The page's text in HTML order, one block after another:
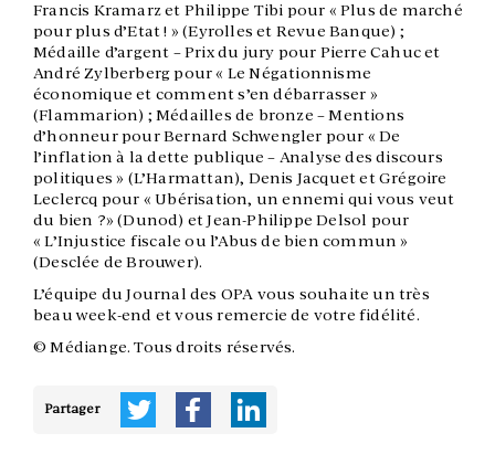
Francis Kramarz et Philippe Tibi pour « Plus de marché
pour plus d’Etat ! » (Eyrolles et Revue Banque) ;
Médaille d’argent – Prix du jury pour Pierre Cahuc et
André Zylberberg pour « Le Négationnisme
économique et comment s’en débarrasser »
(Flammarion) ; Médailles de bronze – Mentions
d’honneur pour Bernard Schwengler pour « De
l’inflation à la dette publique – Analyse des discours
politiques » (L’Harmattan), Denis Jacquet et Grégoire
Leclercq pour « Ubérisation, un ennemi qui vous veut
du bien ?» (Dunod) et Jean-Philippe Delsol pour
« L’Injustice fiscale ou l’Abus de bien commun »
(Desclée de Brouwer).
L’équipe du Journal des OPA vous souhaite un très
beau week-end et vous remercie de votre fidélité.
© Médiange. Tous droits réservés.
Partager